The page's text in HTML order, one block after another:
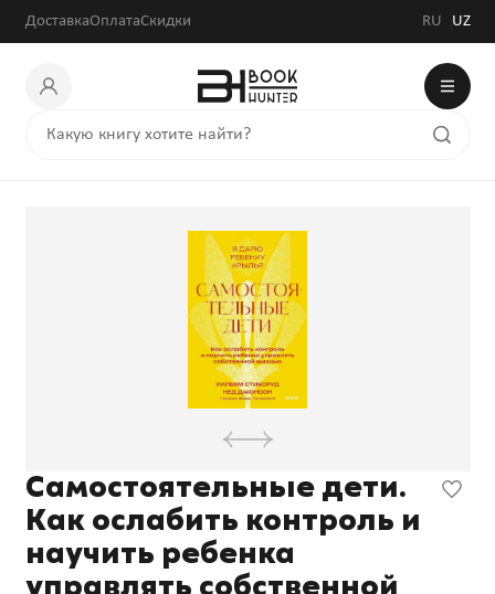
ДоставкаОплатаСкидки RU UZ
Самостоятельные дети.
Как ослабить контроль и
научить ребенка
управлять собственной